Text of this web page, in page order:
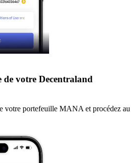
de votre Decentraland
votre portefeuille MANA et procédez au